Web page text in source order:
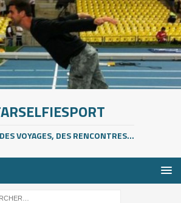
VOYAGES, DES RENCONTRES...